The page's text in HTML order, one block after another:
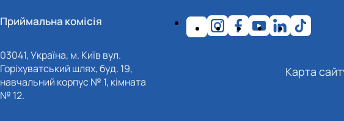
Приймальна комісія
03041, Україна, м. Київ вул.
Горіхуватський шлях, буд. 19,
навчальний корпус № 1, кімната
№ 12.
Карта